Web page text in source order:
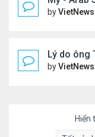
byVietNews
Lý do ông
byVietNews
Hiển